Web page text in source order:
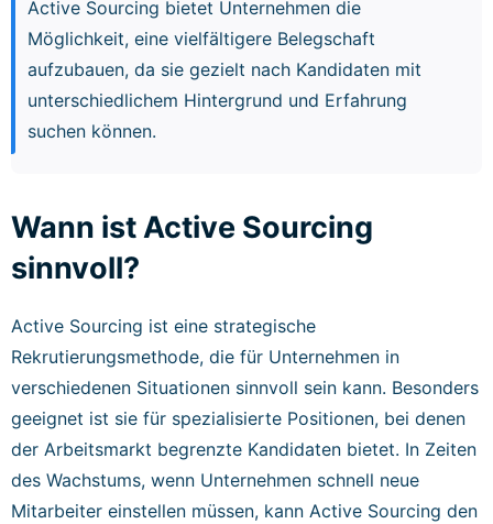
Active Sourcing bietet Unternehmen die
Möglichkeit, eine vielfältigere Belegschaft
aufzubauen, da sie gezielt nach Kandidaten mit
unterschiedlichem Hintergrund und Erfahrung
suchen können.
Wann ist Active Sourcing
sinnvoll?
Active Sourcing ist eine strategische
Rekrutierungsmethode, die für Unternehmen in
verschiedenen Situationen sinnvoll sein kann. Besonders
geeignet ist sie für spezialisierte Positionen, bei denen
der Arbeitsmarkt begrenzte Kandidaten bietet. In Zeiten
des Wachstums, wenn Unternehmen schnell neue
Mitarbeiter einstellen müssen, kann Active Sourcing den